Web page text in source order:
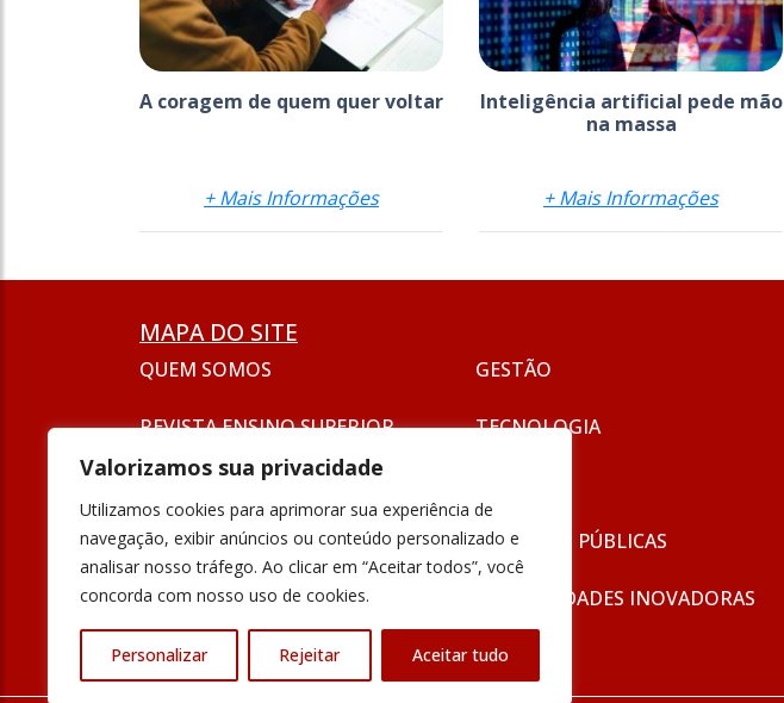
Valorizamos sua privacidade
Utilizamos cookies para aprimorar sua experiência de
navegação, exibir anúncios ou conteúdo personalizado e
analisar nosso tráfego. Ao clicar em “Aceitar todos”, você
concorda com nosso uso de cookies.
Personalizar Rejeitar Aceitar tudo
A coragem de quem quer voltar
+ Mais Informações
Inteligência artificial pede mão
na massa
+ Mais Informações
MAPA DO SITE
QUEM SOMOS
REVISTA ENSINO SUPERIOR
SEJA UM ANUNCIANTE
FORMAÇÃO
INOVAÇÃO
PODCAST
GESTÃO
TECNOLOGIA
POLÍTICAS PÚBLICAS
UNIVERSIDADES INOVADORAS